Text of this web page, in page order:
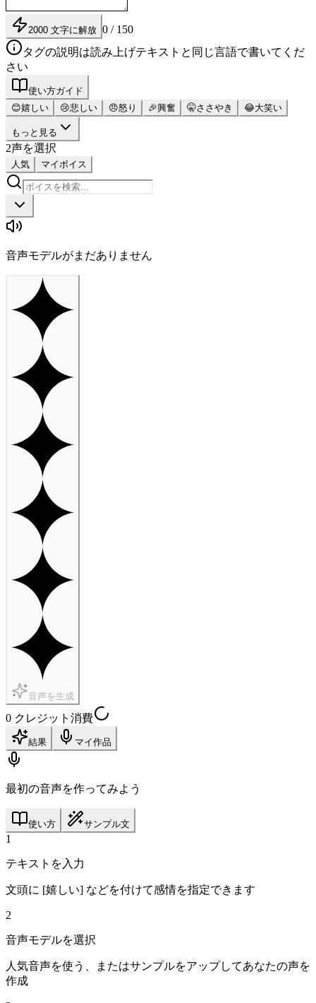
2000 文字に解放 0 / 150
タグの説明は読み上げテキストと同じ言語で書いてくだ
さい
使い方ガイド
😊嬉しい 😢悲しい 😠怒り 🎉興奮 🤫ささやき 😂大笑い
もっと見る
2声を選択
人気 マイボイス
音声モデルがまだありません
音声を生成
0 クレジット消費
結果 マイ作品
最初の音声を作ってみよう
使い方 サンプル文
1
テキストを入力
文頭に [嬉しい] などを付けて感情を指定できます
2
音声モデルを選択
人気音声を使う、またはサンプルをアップしてあなたの声を
作成